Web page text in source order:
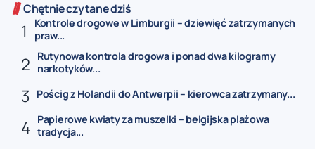
Chętnie czytane dziś
Kontrole drogowe w Limburgii – dziewięć zatrzymanych
praw...
Rutynowa kontrola drogowa i ponad dwa kilogramy
narkotyków...
Pościg z Holandii do Antwerpii – kierowca zatrzymany...
Papierowe kwiaty za muszelki – belgijska plażowa
tradycja...